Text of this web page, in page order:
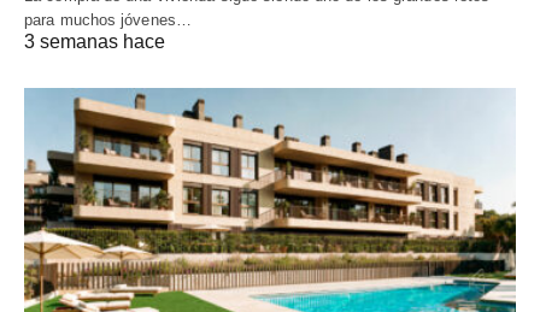
para muchos jóvenes…
3 semanas hace